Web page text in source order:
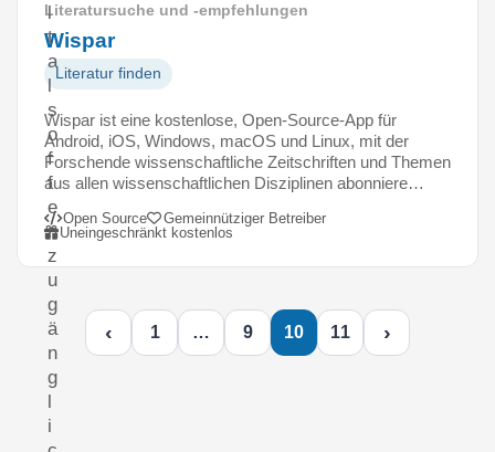
l
t
a
l
s
o
f
f
e
n
z
u
g
ä
n
g
l
i
Literatursuche und -empfehlungen
Wispar
Literatur finden
Wispar ist eine kostenlose, Open-Source-App für
Android, iOS, Windows, macOS und Linux, mit der
Forschende wissenschaftliche Zeitschriften und Themen
aus allen wissenschaftlichen Disziplinen abonniere…
Open Source
Gemeinnütziger Betreiber
Uneingeschränkt kostenlos
‹ 1 … 9 10 11 ›